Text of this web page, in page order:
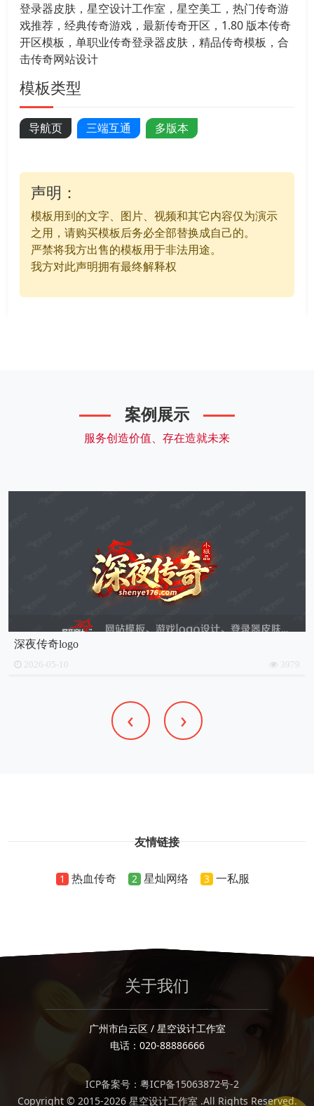
登录器皮肤，星空设计工作室，星空美工，热门传奇游
戏推荐，经典传奇游戏，最新传奇开区，1.80 版本传奇
开区模板，单职业传奇登录器皮肤，精品传奇模板，合
击传奇网站设计
模板类型
导航页 三端互通 多版本
声明：
模板用到的文字、图片、视频和其它内容仅为演示
之用，请购买模板后务必全部替换成自己的。
严禁将我方出售的模板用于非法用途。
我方对此声明拥有最终解释权
案例展示
服务创造价值、存在造就未来
深夜传奇logo
2026-05-10 3979
‹ ›
友情链接
1 热血传奇 2 星灿网络 3 一私服
关于我们
广州市白云区 / 星空设计工作室
电话：020-88886666
ICP备案号：粤ICP备15063872号-2
Copyright © 2015-2026 星空设计工作室 .All Rights Reserved.